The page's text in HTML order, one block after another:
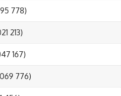
778)
213)
167)
776)